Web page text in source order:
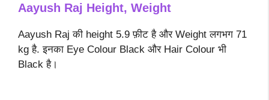
Aayush Raj Height, Weight
Aayush Raj की height 5.9 फ़ीट है और Weight लगभग 71
kg है. इनका Eye Colour Black और Hair Colour भी
Black है।